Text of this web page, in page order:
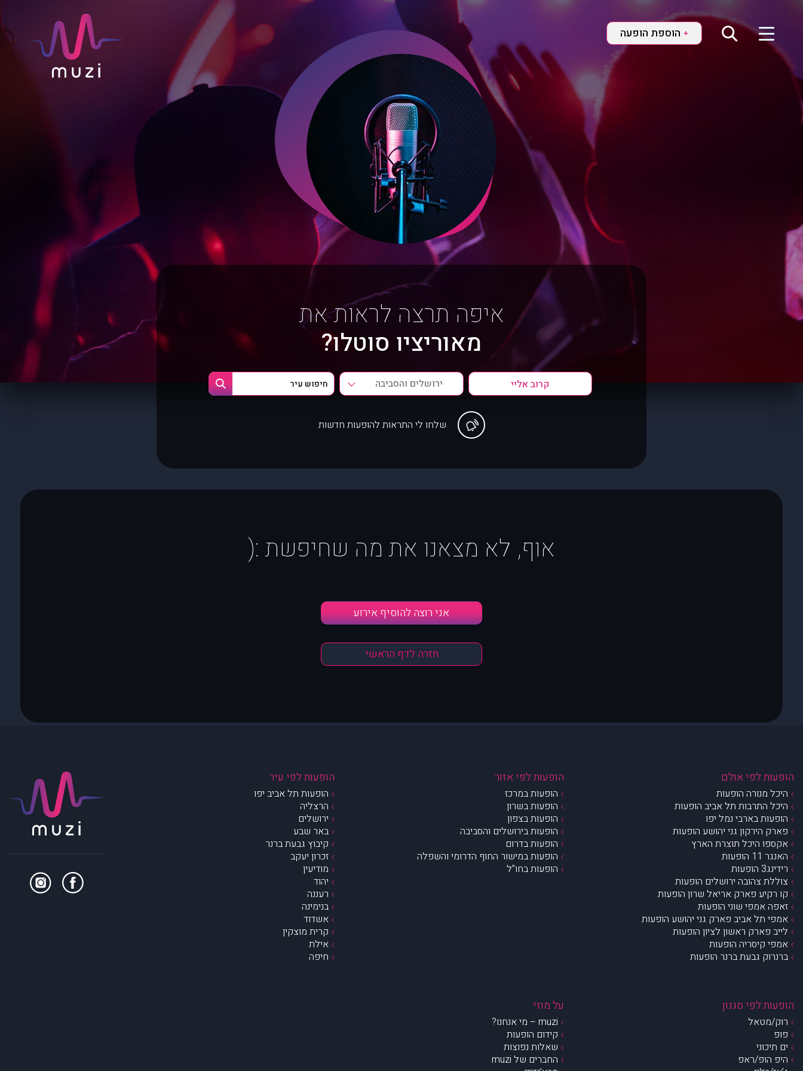
+ הוספת הופעה
איפה תרצה לראות את
מאוריציו סוטלו?
ירושלים והסביבה
שלחו לי התראות להופעות חדשות
אוף, לא מצאנו את מה שחיפשת :(
אני רוצה להוסיף אירוע
חזרה לדף הראשי
הופעות לפי אולם
היכל מנורה הופעות
היכל התרבות תל אביב הופעות
הופעות בארבי נמל יפו
פארק הירקון גני יהושע הופעות
אקספו היכל תוצרת הארץ
האנגר 11 הופעות
רידינג3 הופעות
צוללת צהובה ירושלים הופעות
קו רקיע פארק אריאל שרון הופעות
זאפה אמפי שוני הופעות
אמפי תל אביב פארק גני יהושע הופעות
לייב פארק ראשון לציון הופעות
אמפי קיסריה הופעות
ברנרוק גבעת ברנר הופעות
הופעות לפי אזור
הופעות במרכז
הופעות בשרון
הופעות בצפון
הופעות בירושלים והסביבה
הופעות בדרום
הופעות במישור החוף הדרומי והשפלה
הופעות בחו”ל
הופעות לפי עיר
הופעות תל אביב יפו
הרצליה
ירושלים
באר שבע
קיבוץ גבעת ברנר
זכרון יעקב
מודיעין
יהוד
רעננה
בנימינה
אשדוד
קרית מוצקין
אילת
חיפה
הופעות לפי סגנון
רוק/מטאל
פופ
ים תיכוני
היפ הופ/ראפ
על מוזי
muzi – מי אנחנו?
קידום הופעות
שאלות נפוצות
החברים של muzi